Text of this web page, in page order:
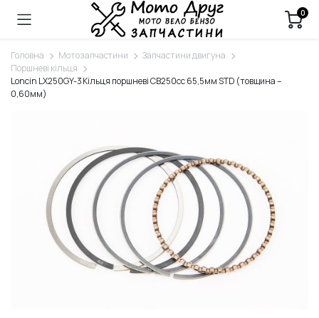
0
Головна Мотозапчастини
Запчастини двигуна
Поршневі кільця
Loncin LX250GY-3 Кільця поршневі СВ250cc 65,5мм STD (товщина –
0,60мм)